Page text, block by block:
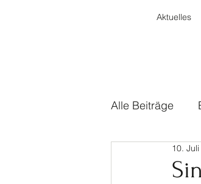
Aktuelles
Alle Beiträge
Sinalco Cup
10.